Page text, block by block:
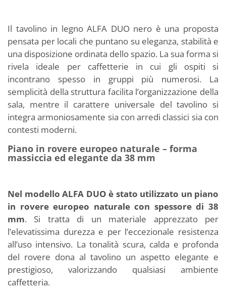
Il tavolino in legno ALFA DUO nero è una proposta
pensata per locali che puntano su eleganza, stabilità e
una disposizione ordinata dello spazio. La sua forma si
rivela ideale per caffetterie in cui gli ospiti si
incontrano spesso in gruppi più numerosi. La
semplicità della struttura facilita l’organizzazione della
sala, mentre il carattere universale del tavolino si
integra armoniosamente sia con arredi classici sia con
contesti moderni.
Piano in rovere europeo naturale – forma
massiccia ed elegante da 38 mm
Nel modello ALFA DUO è stato utilizzato un piano
in rovere europeo naturale con spessore di 38
mm. Si tratta di un materiale apprezzato per
l’elevatissima durezza e per l’eccezionale resistenza
all’uso intensivo. La tonalità scura, calda e profonda
del rovere dona al tavolino un aspetto elegante e
prestigioso, valorizzando qualsiasi ambiente
caffetteria.